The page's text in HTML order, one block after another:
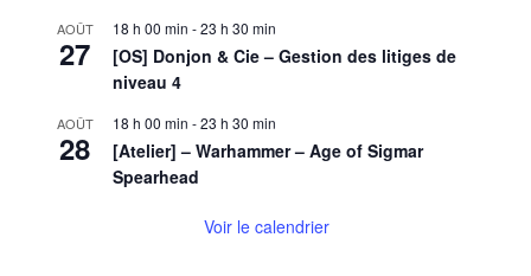
AOÛT
27
18 h 00 min -23 h 30 min
[OS] Donjon & Cie – Gestion des litiges de
niveau 4
AOÛT
28
18 h 00 min -23 h 30 min
[Atelier] – Warhammer – Age of Sigmar
Spearhead
Voir le calendrier